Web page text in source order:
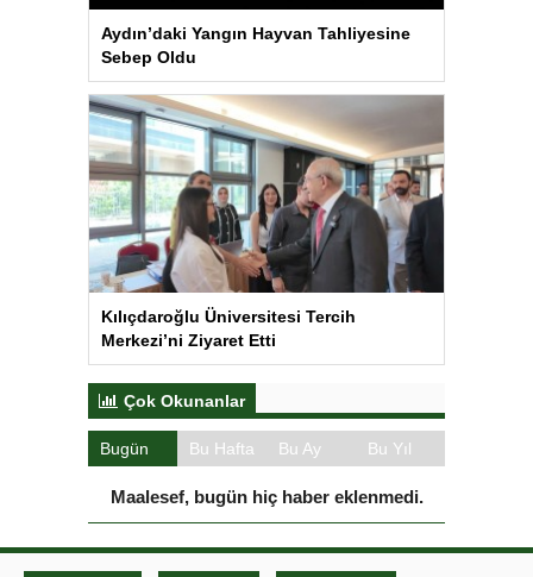
Aydın’daki Yangın Hayvan Tahliyesine
Sebep Oldu
Kılıçdaroğlu Üniversitesi Tercih
Merkezi’ni Ziyaret Etti
Çok Okunanlar
Bugün Bu Hafta Bu Ay Bu Yıl
Maalesef, bugün hiç haber eklenmedi.